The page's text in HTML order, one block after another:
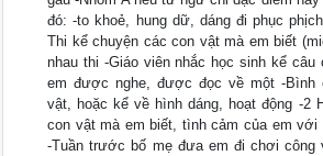
đó: -to khoẻ, hung dữ, dáng đi phục
Thi kể chuyện các con vật mà em biết
nhau thi -Giáo viên nhắc học sinh kể
em được nghe, được đọc về một -Bình
vật, hoặc kể về hình dáng, hoạt động -2
con vật mà em biết, tình cảm của em với
-Tuần trước bố mẹ đưa em đi chơi công